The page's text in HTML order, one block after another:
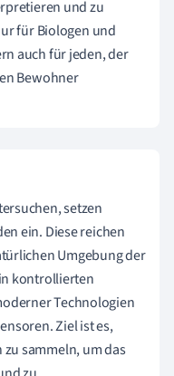
und zu
für Biologen und
auch für jeden, der
Bewohner
setzen
ein. Diese reichen
Umgebung der
kontrollierten
Technologien
Ziel ist es,
sammeln, um das